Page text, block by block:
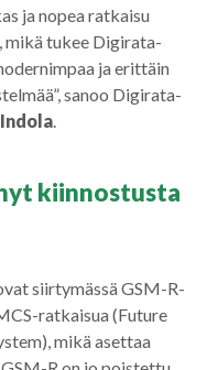
ja nopea ratkaisu
mikä tukee Digirata-
ja erittäin
sanoo Digirata-
.
kiinnostusta
siirtymässä GSM-R-
ratkaisua (Future
mikä asettaa